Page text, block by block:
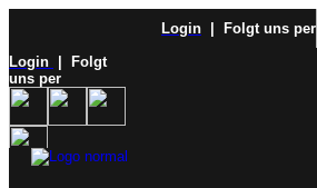
Login
| Folgt uns per
Login
| Folgt
uns per